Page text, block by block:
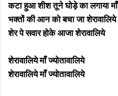
कटा हुआ शीश तूने घोड़े का लगाया माँ
भक्तों की आन को बचा जा शेरावालिये
शेर पे सवार होके आजा शेरावालिये
शेरावालिये माँ ज्योतावालिये
शेरावालिये माँ ज्योतावालिये